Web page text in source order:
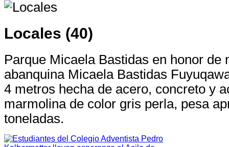
Locales (40)
Parque Micaela Bastidas en honor de
abanquina Micaela Bastidas
4 metros hecha de acero, concreto y
marmolina de color gris perla, pesa
toneladas.